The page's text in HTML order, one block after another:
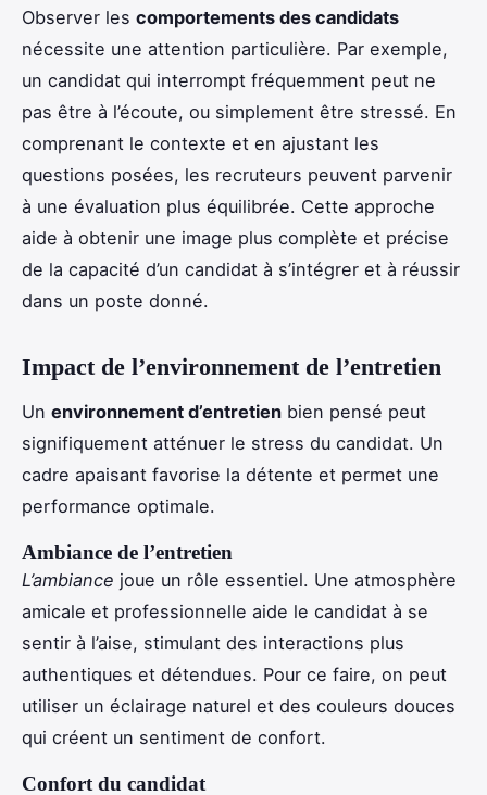
Observer les comportements des candidats
nécessite une attention particulière. Par exemple,
un candidat qui interrompt fréquemment peut ne
pas être à l’écoute, ou simplement être stressé. En
comprenant le contexte et en ajustant les
questions posées, les recruteurs peuvent parvenir
à une évaluation plus équilibrée. Cette approche
aide à obtenir une image plus complète et précise
de la capacité d’un candidat à s’intégrer et à réussir
dans un poste donné.
Impact de l’environnement de l’entretien
Un environnement d’entretien bien pensé peut
signifiquement atténuer le stress du candidat. Un
cadre apaisant favorise la détente et permet une
performance optimale.
Ambiance de l’entretien
L’ambiance joue un rôle essentiel. Une atmosphère
amicale et professionnelle aide le candidat à se
sentir à l’aise, stimulant des interactions plus
authentiques et détendues. Pour ce faire, on peut
utiliser un éclairage naturel et des couleurs douces
qui créent un sentiment de confort.
Confort du candidat